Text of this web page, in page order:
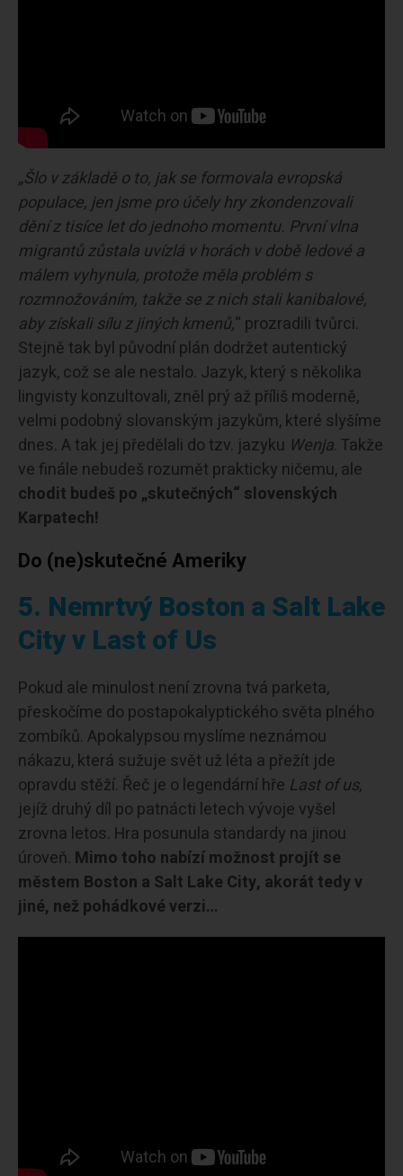
„Šlo v základě o to, jak se formovala evropská
populace, jen jsme pro účely hry zkondenzovali
dění z tisíce let do jednoho momentu. První vlna
migrantů zůstala uvízlá v horách v době ledové a
málem vyhynula, protože měla problém s
rozmnožováním, takže se z nich stali kanibalové,
aby získali sílu z jiných kmenů,“ prozradili tvůrci.
Stejně tak byl původní plán dodržet autentický
jazyk, což se ale nestalo. Jazyk, který s několika
lingvisty konzultovali, zněl prý až příliš moderně,
velmi podobný slovanským jazykům, které slyšíme
dnes. A tak jej předělali do tzv. jazyku Wenja. Takže
ve finále nebudeš rozumět prakticky ničemu, ale
chodit budeš po „skutečných“ slovenských
Karpatech!
Do (ne)skutečné Ameriky
5. Nemrtvý Boston a Salt Lake
City v Last of Us
Pokud ale minulost není zrovna tvá parketa,
přeskočíme do postapokalyptického světa plného
zombíků. Apokalypsou myslíme neznámou
nákazu, která sužuje svět už léta a přežít jde
opravdu stěží. Řeč je o legendární hře Last of us,
jejíž druhý díl po patnácti letech vývoje vyšel
zrovna letos. Hra posunula standardy na jinou
úroveň. Mimo toho nabízí možnost projít se
městem Boston a Salt Lake City, akorát tedy v
jiné, než pohádkové verzi…